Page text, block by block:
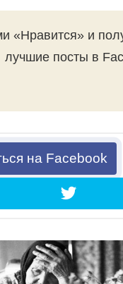
«Нравится» и
лучшие посты в
на Facebook